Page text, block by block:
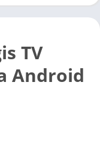
TV
Android